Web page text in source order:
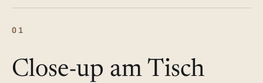
01
Close-up am Tisch